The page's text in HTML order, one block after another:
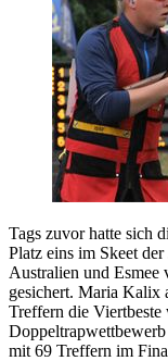
Tags zuvor hatte sich
Platz eins im Skeet
Australien und Esmee
gesichert. Maria Kalix
Treffern die
mit 69 Treffern im